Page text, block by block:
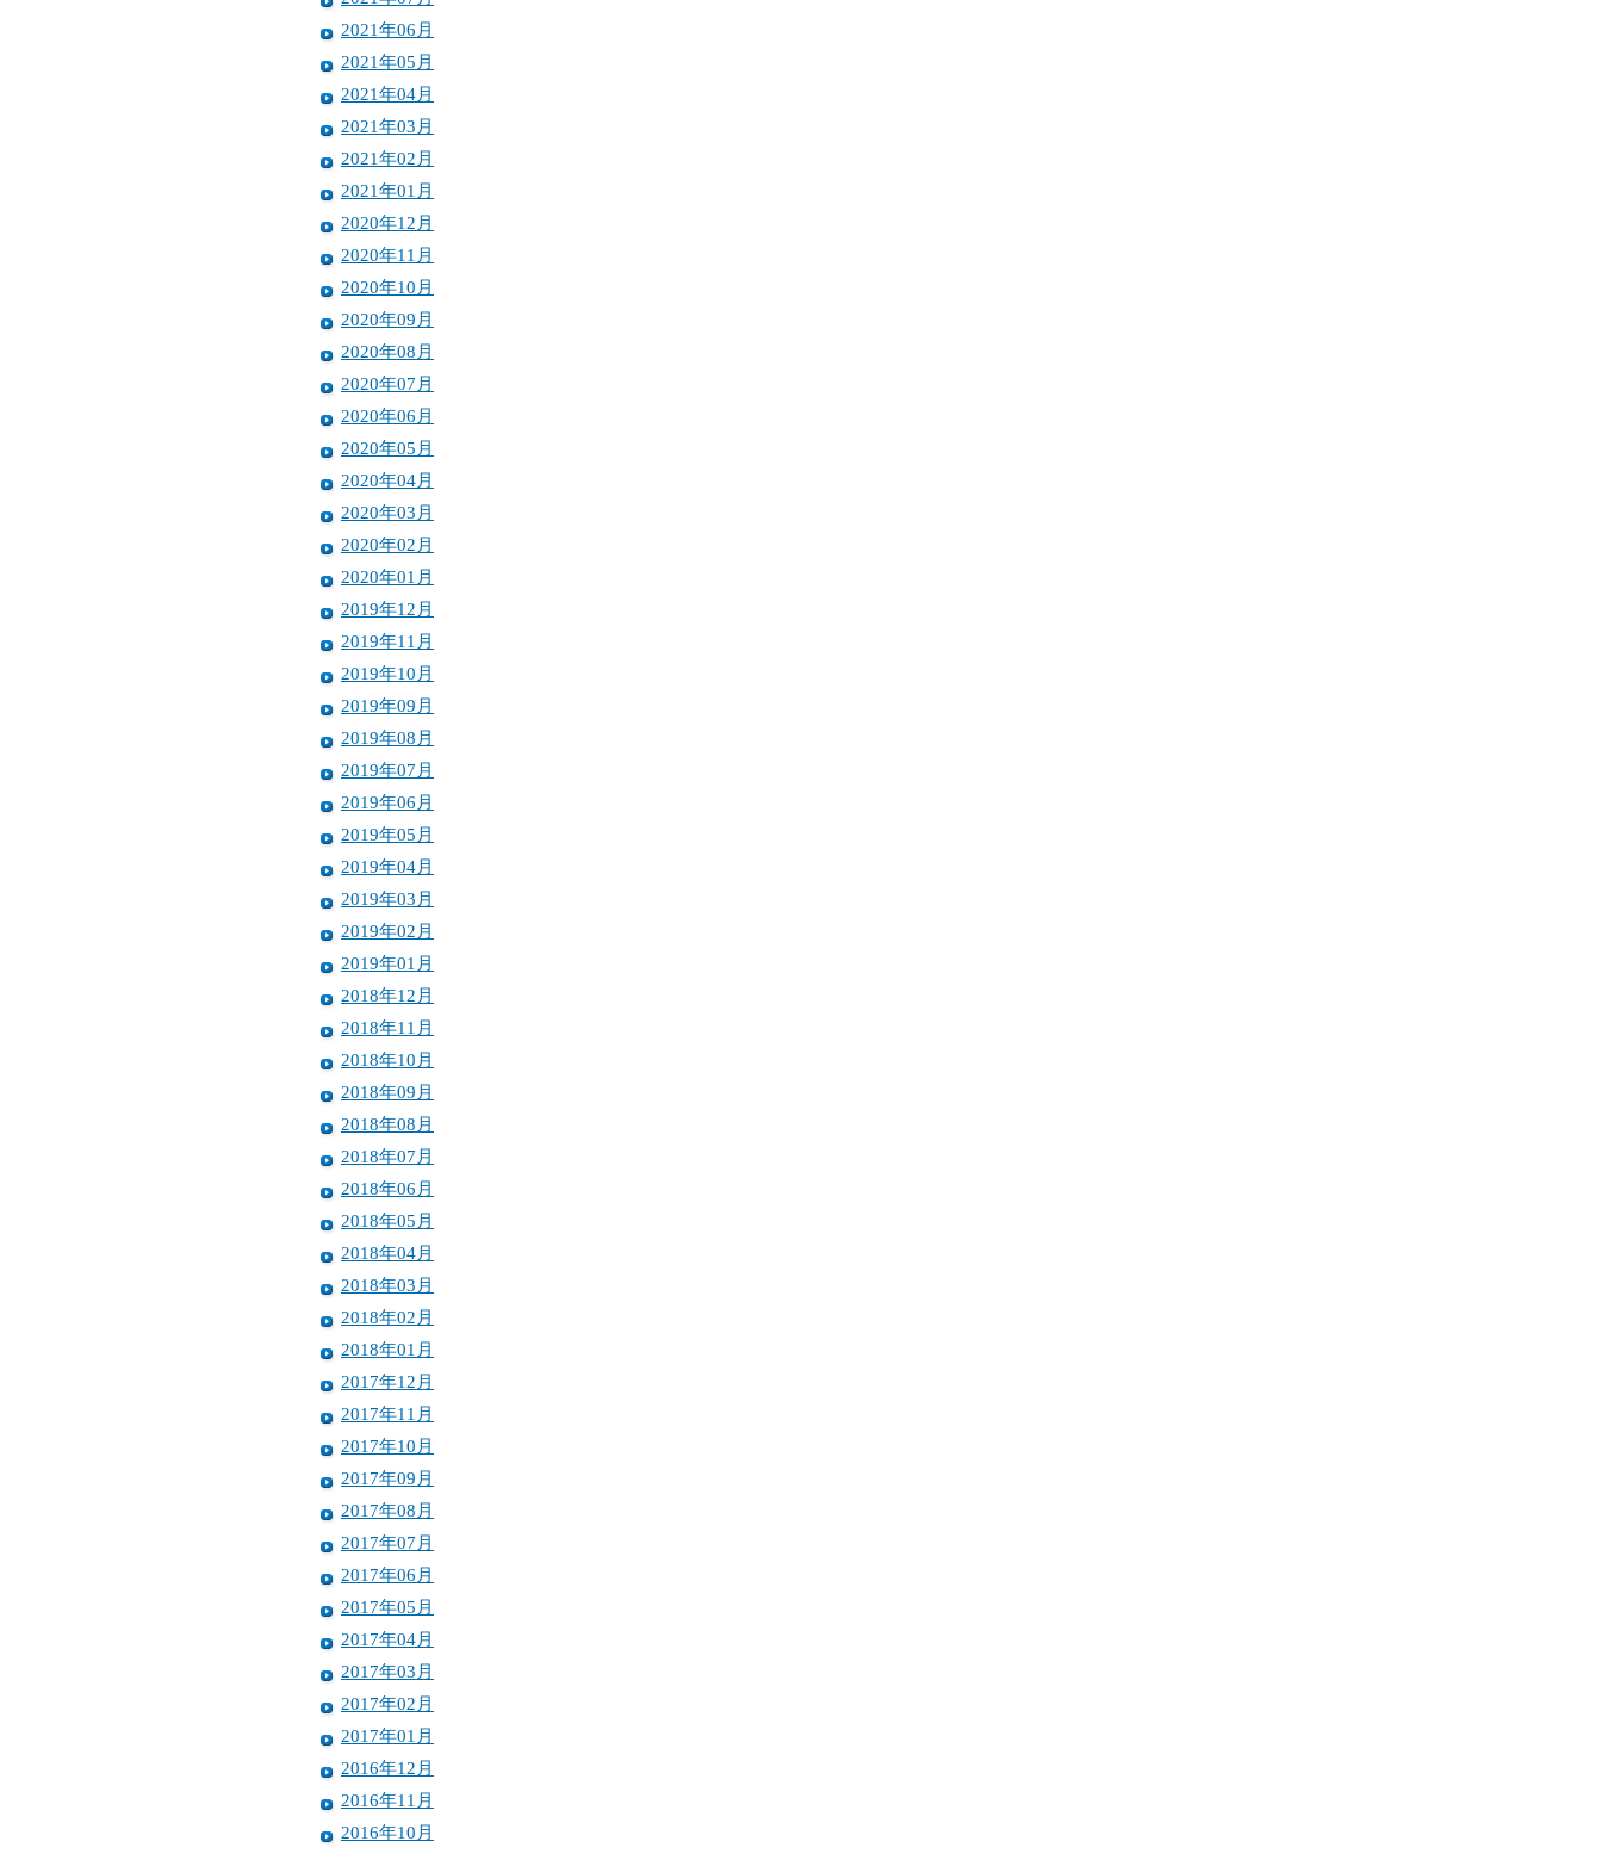
2021年06月
2021年05月
2021年04月
2021年03月
2021年02月
2021年01月
2020年12月
2020年11月
2020年10月
2020年09月
2020年08月
2020年07月
2020年06月
2020年05月
2020年04月
2020年03月
2020年02月
2020年01月
2019年12月
2019年11月
2019年10月
2019年09月
2019年08月
2019年07月
2019年06月
2019年05月
2019年04月
2019年03月
2019年02月
2019年01月
2018年12月
2018年11月
2018年10月
2018年09月
2018年08月
2018年07月
2018年06月
2018年05月
2018年04月
2018年03月
2018年02月
2018年01月
2017年12月
2017年11月
2017年10月
2017年09月
2017年08月
2017年07月
2017年06月
2017年05月
2017年04月
2017年03月
2017年02月
2017年01月
2016年12月
2016年11月
2016年10月